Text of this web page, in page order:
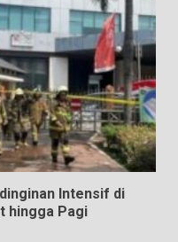
Intensif di
hingga Pagi